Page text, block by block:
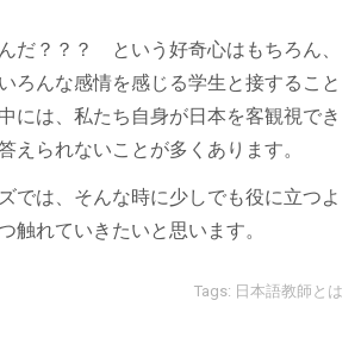
だ？？？ という好奇心はもちろん、
ろんな感情を感じる学生と接すること
には、私たち自身が日本を客観視でき
えられないことが多くあります。
では、そんな時に少しでも役に立つよ
触れていきたいと思います。
Tags: 日本語教師とは